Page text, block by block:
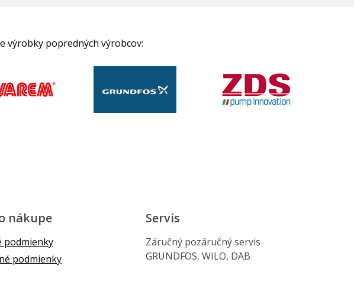
výrobky popredných výrobcov:
nákupe
podmienky
podmienky
Servis
Záručný pozáručný servis
GRUNDFOS, WILO, DAB